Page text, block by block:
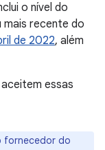
o nível do
recente do
de 2022, além
essas
fornecedor do